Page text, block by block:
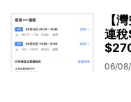
【
連
06/